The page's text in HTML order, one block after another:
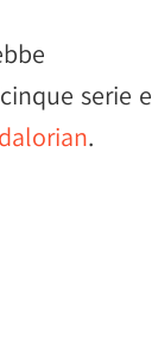
serie e
.